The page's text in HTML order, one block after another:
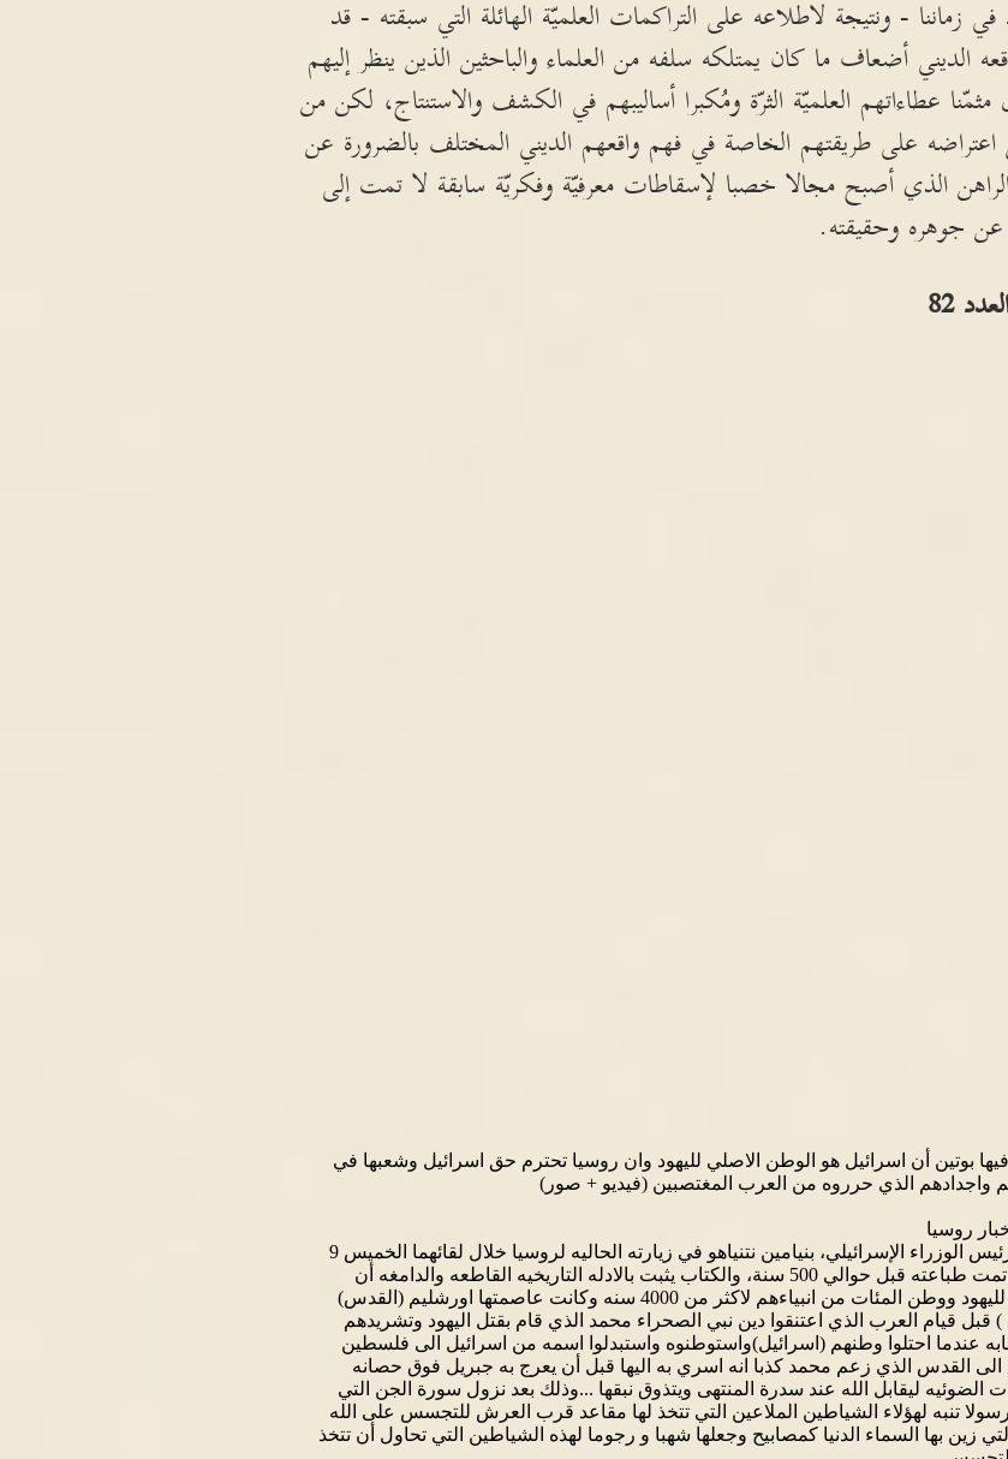
زماننا - ونتيجة لاطلاعه على التراكمات العلميّة الهائلة التي سبقته - قد
الديني أضعاف ما كان يمتلكه سلفه من العلماء والباحثين الذين ينظر إليهم
عطاءاتهم العلميّة الثرّة ومُكبرا أساليبهم في الكشف والاستنتاج، لكن من
على طريقتهم الخاصة في فهم واقعهم الديني المختلف بالضرورة عن
الذي أصبح مجالا خصبا لإسقاطات معرفيّة وفكريّة سابقة لا تمت إلى
عن جوهره وحقيقته.
82